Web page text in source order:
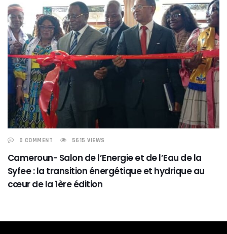
0 COMMENT 5615 VIEWS
Cameroun- Salon de l’Energie et de l’Eau de la
Syfee : la transition énergétique et hydrique au
cœur de la 1ère édition